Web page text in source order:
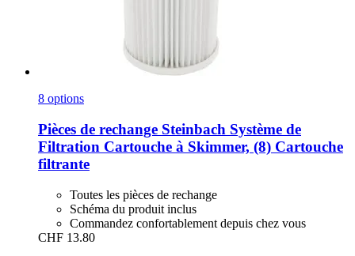
8 options
Pièces de rechange Steinbach Système de
Filtration Cartouche à Skimmer, (8) Cartouche
filtrante
Toutes les pièces de rechange
Schéma du produit inclus
Commandez confortablement depuis chez vous
CHF 13.80